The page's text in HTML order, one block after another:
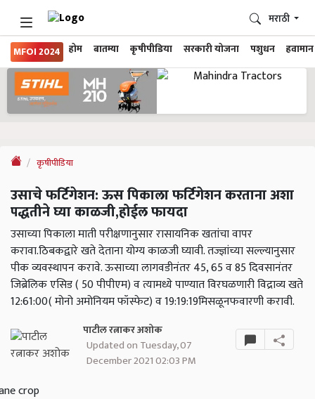
MFOI 2024 होम बातम्या कृषीपीडिया सरकारी योजना पशुधन हवामान
मराठी
कृषीपीडिया
उसाचे फर्टिगेशन: ऊस पिकाला फर्टिगेशन करताना अशा
पद्धतीने घ्या काळजी,होईल फायदा
उसाच्या पिकाला माती परीक्षणानुसार रासायनिक खतांचा वापर
करावा.ठिबकद्वारे खते देताना योग्य काळजी घ्यावी. तज्ज्ञांच्या सल्ल्यानुसार
पीक व्यवस्थापन करावे. ऊसाच्या लागवडीनंतर 45, 65 व 85 दिवसानंतर
जिब्रेलिक एसिड ( 50 पीपीएम) व त्यामध्ये पाण्यात विरघळणारी विद्राव्य खते
12:61:00( मोनो अमोनियम फॉस्फेट) व 19:19:19मिसळूनफवारणी करावी.
पाटील रत्नाकर अशोक
Updated on Tuesday, 07
December 2021 02:03 PM